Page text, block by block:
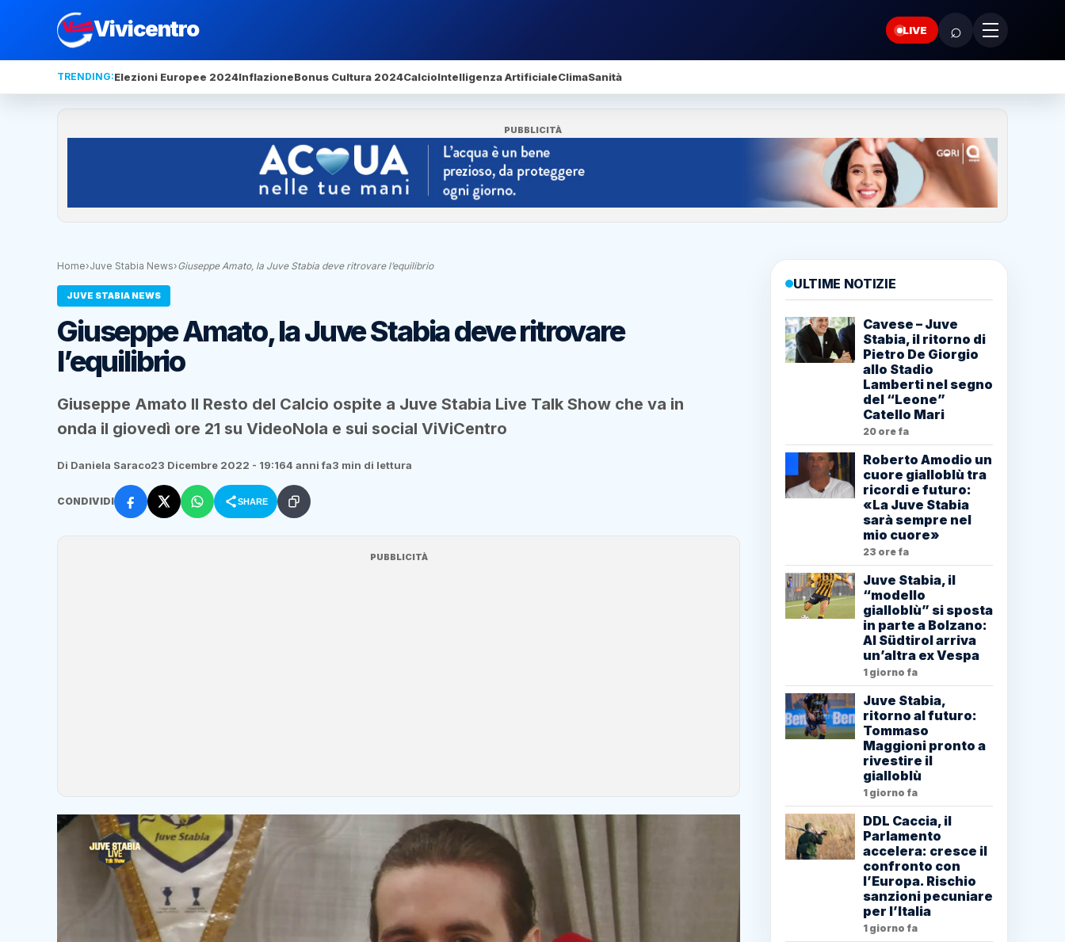
Vivicentro LIVE ⌕
TRENDING:Elezioni Europee 2024InflazioneBonus Cultura 2024CalcioIntelligenza ArtificialeClimaSanità
PUBBLICITÀ
Home›Juve Stabia News›Giuseppe Amato, la Juve Stabia deve ritrovare l’equilibrio
JUVE STABIA NEWS
Giuseppe Amato, la Juve Stabia deve ritrovare
l’equilibrio
Giuseppe Amato Il Resto del Calcio ospite a Juve Stabia Live Talk Show che va in
onda il giovedì ore 21 su VideoNola e sui social ViViCentro
Di Daniela Saraco23 Dicembre 2022 - 19:164 anni fa3 min di lettura
CONDIVIDI SHARE
PUBBLICITÀ
ULTIME NOTIZIE
Cavese – Juve
Stabia, il ritorno di
Pietro De Giorgio
allo Stadio
Lamberti nel segno
del “Leone”
Catello Mari
20 ore fa
Roberto Amodio un
cuore gialloblù tra
ricordi e futuro:
«La Juve Stabia
sarà sempre nel
mio cuore»
23 ore fa
Juve Stabia, il
“modello
gialloblù” si sposta
in parte a Bolzano:
Al Südtirol arriva
un’altra ex Vespa
1 giorno fa
Juve Stabia,
ritorno al futuro:
Tommaso
Maggioni pronto a
rivestire il
gialloblù
1 giorno fa
DDL Caccia, il
Parlamento
accelera: cresce il
confronto con
l’Europa. Rischio
sanzioni pecuniare
per l’Italia
1 giorno fa